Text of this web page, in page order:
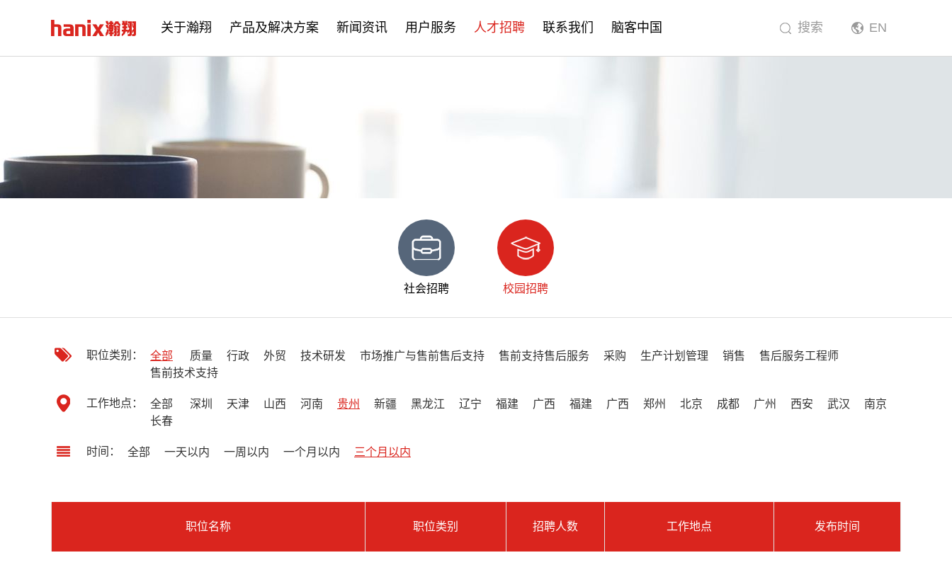
关于瀚翔 产品及解决方案 新闻资讯 用户服务 人才招聘 联系我们 脑客中国 EN
搜索
社会招聘 校园招聘
职位类别： 全部 质量 行政 外贸 技术研发 市场推广与售前售后支持 售前支持售后服务 采购 生产计划管理 销售
售后服务工程师
售前技术支持
工作地点： 全部 深圳 天津 山西 河南 贵州 新疆 黑龙江 辽宁 福建 广西 福建 广西 郑州 北京 成都 广州 西安 武汉
南京
长春
时间： 全部 一天以内 一周以内 一个月以内 三个月以内
职位名称 职位类别 招聘人数 工作地点 发布时间